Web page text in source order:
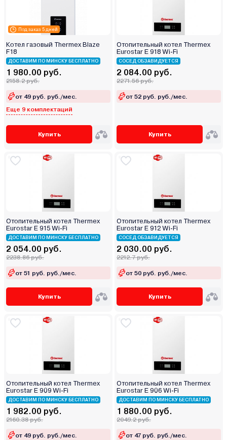
Под заказ 5 дней
Котел газовый Thermex Blaze
F18
ДОСТАВИМ ПО МИНСКУ БЕСПЛАТНО
1 980.00 руб.
2158.2 руб.
от 49 руб. руб./мес.
Еще 9 комплектаций
Купить
Отопительный котел Thermex
Eurostar E 918 Wi-Fi
СОСЕД ОБЗАВИДУЕТСЯ
2 084.00 руб.
2271.56 руб.
от 52 руб. руб./мес.
Купить
Отопительный котел Thermex
Eurostar E 915 Wi-Fi
ДОСТАВИМ ПО МИНСКУ БЕСПЛАТНО
2 054.00 руб.
2238.86 руб.
от 51 руб. руб./мес.
Купить
Отопительный котел Thermex
Eurostar E 912 Wi-Fi
СОСЕД ОБЗАВИДУЕТСЯ
2 030.00 руб.
2212.7 руб.
от 50 руб. руб./мес.
Купить
Отопительный котел Thermex
Eurostar E 909 Wi-Fi
ДОСТАВИМ ПО МИНСКУ БЕСПЛАТНО
1 982.00 руб.
2160.38 руб.
от 49 руб. руб./мес.
Отопительный котел Thermex
Eurostar E 906 Wi-Fi
ДОСТАВИМ ПО МИНСКУ БЕСПЛАТНО
1 880.00 руб.
2049.2 руб.
от 47 руб. руб./мес.